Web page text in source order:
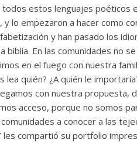
todos estos lenguajes poéticos
lo empezaron a hacer como
y han pasado los
biblia. En las comunidades no
en el fuego con nuestra
lea quién? ¿A quién le
con nuestra propuesta,
acceso, porque no somos
a conocer a las
compartió su portfolio